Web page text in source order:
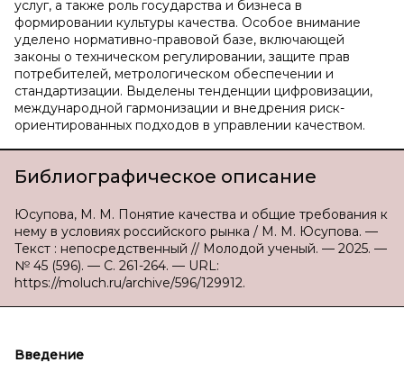
услуг, а также роль государства и бизнеса в
формировании культуры качества. Особое внимание
уделено нормативно-правовой базе, включающей
законы о техническом регулировании, защите прав
потребителей, метрологическом обеспечении и
стандартизации. Выделены тенденции цифровизации,
международной гармонизации и внедрения риск-
ориентированных подходов в управлении качеством.
Библиографическое описание
Юсупова, М. М. Понятие качества и общие требования к
нему в условиях российского рынка / М. М. Юсупова. —
Текст : непосредственный // Молодой ученый. — 2025. —
№ 45 (596). — С. 261-264. — URL:
https://moluch.ru/archive/596/129912.
Введение